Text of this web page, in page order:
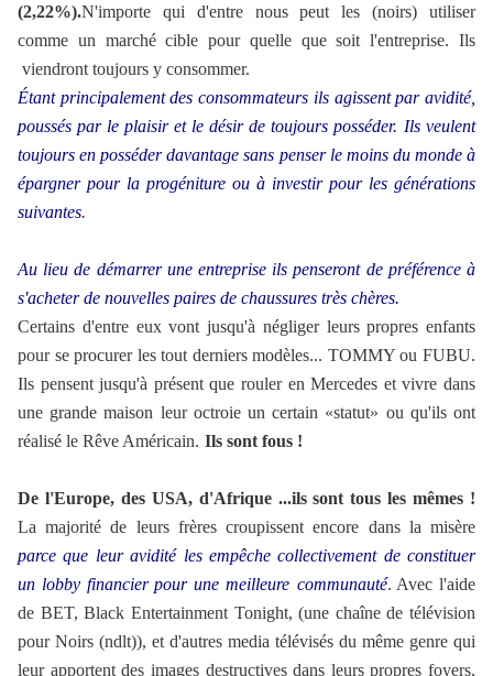
(2,22%).N'importe qui d'entre nous peut les (noirs) utiliser
comme un marché cible pour quelle que soit l'entreprise. Ils
viendront toujours y consommer.
Étant principalement des consommateurs ils agissent par avidité,
poussés par le plaisir et le désir de toujours posséder. Ils veulent
toujours en posséder davantage sans penser le moins du monde à
épargner pour la progéniture ou à investir pour les générations
suivantes.
Au lieu de démarrer une entreprise ils penseront de préférence à
s'acheter de nouvelles paires de chaussures très chères.
Certains d'entre eux vont jusqu'à négliger leurs propres enfants
pour se procurer les tout derniers modèles... TOMMY ou FUBU.
Ils pensent jusqu'à présent que rouler en Mercedes et vivre dans
une grande maison leur octroie un certain «statut» ou qu'ils ont
réalisé le Rêve Américain. Ils sont fous !
De l'Europe, des USA, d'Afrique ...ils sont tous les mêmes !
La majorité de leurs frères croupissent encore dans la misère
parce que leur avidité les empêche collectivement de constituer
un lobby financier pour une meilleure communauté. Avec l'aide
de BET, Black Entertainment Tonight, (une chaîne de télévision
pour Noirs (ndlt)), et d'autres media télévisés du même genre qui
leur apportent des images destructives dans leurs propres foyers,